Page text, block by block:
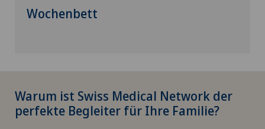
Wochenbett
Warum ist Swiss Medical Network der
perfekte Begleiter für Ihre Familie?